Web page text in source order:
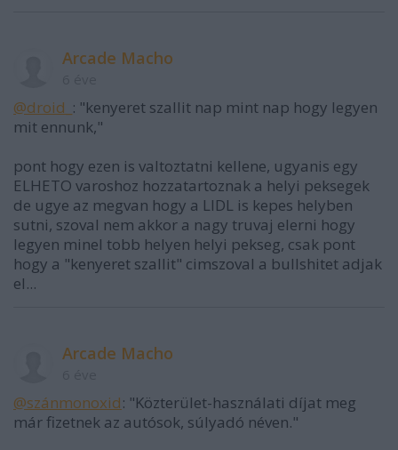
Arcade Macho
@droid_ : "kenyeret szallit nap mint nap hogy legyen
mit ennunk,"
pont hogy ezen is valtoztatni kellene, ugyanis egy
ELHETO varoshoz hozzatartoznak a helyi peksegek
de ugye az megvan hogy a LIDL is kepes helyben
sutni, szoval nem akkor a nagy truvaj elerni hogy
legyen minel tobb helyen helyi pekseg, csak pont
hogy a "kenyeret szallit" cimszoval a bullshitet adjak
el...
Arcade Macho
@szánmonoxid: "Közterület-használati díjat meg
már fizetnek az autósok, súlyadó néven."